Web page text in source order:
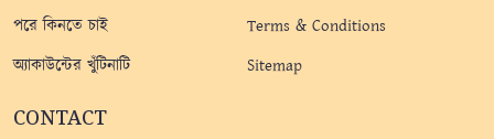
পরে কিনতে চাই
অ্যাকাউন্টের খুঁটিনাটি
Terms & Conditions
Sitemap
CONTACT